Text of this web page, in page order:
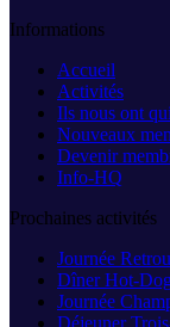
Informations
Accueil
Activités
Ils nous ont
Nouveaux
Devenir
Info-HQ
Prochaines activités
Journée
Dîner Hot-
Journée
Déjeuner